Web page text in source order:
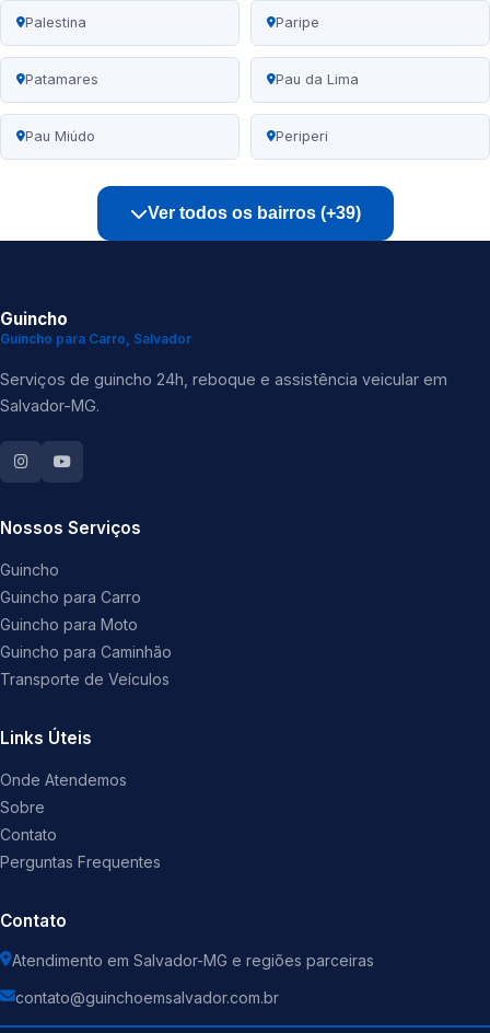
Palestina Paripe
Patamares Pau da Lima
Pau Miúdo Periperi
Ver todos os bairros (+39)
Guincho
Guincho para Carro, Salvador
Serviços de guincho 24h, reboque e assistência veicular em
Salvador-MG.
Nossos Serviços
Guincho
Guincho para Carro
Guincho para Moto
Guincho para Caminhão
Transporte de Veículos
Links Úteis
Onde Atendemos
Sobre
Contato
Perguntas Frequentes
Contato
Atendimento em Salvador-MG e regiões parceiras
contato@guinchoemsalvador.com.br